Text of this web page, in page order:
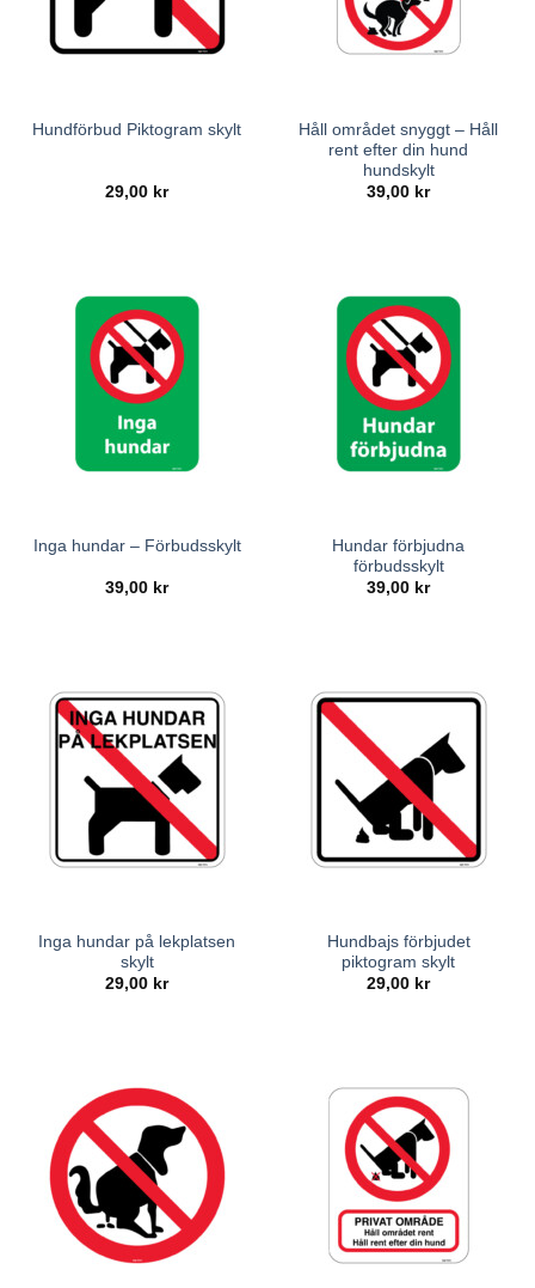
Hundförbud Piktogram skylt
29,00 kr
Håll området snyggt – Håll
rent efter din hund
hundskylt
39,00 kr
Inga hundar – Förbudsskylt
39,00 kr
Hundar förbjudna
förbudsskylt
39,00 kr
Inga hundar på lekplatsen
skylt
29,00 kr
Hundbajs förbjudet
piktogram skylt
29,00 kr